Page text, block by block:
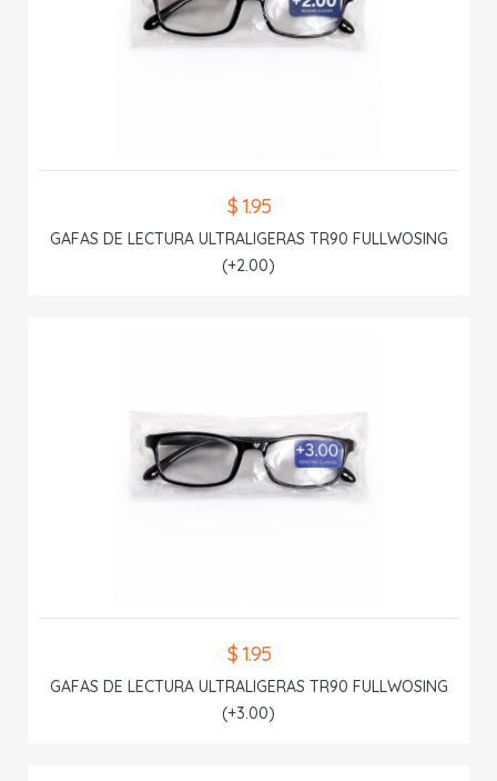
$ 1.95
GAFAS DE LECTURA ULTRALIGERAS TR90 FULLWOSING
(+2.00)
$ 1.95
GAFAS DE LECTURA ULTRALIGERAS TR90 FULLWOSING
(+3.00)